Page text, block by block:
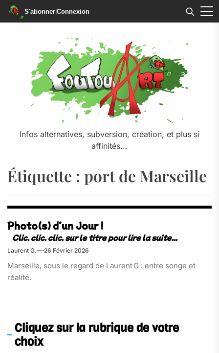
S'abonner|Connexion
Infos alternatives, subversion, création, et plus si
affinités...
Étiquette : port de Marseille
Photo(s) d’un Jour !
Laurent G. 26 Février 2026
Marseille, sous le regard de Laurent G : entre songe et
réalité.
Cliquez sur la rubrique de votre
choix